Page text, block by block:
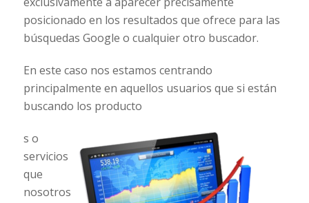
posicionado en los resultados que ofrece para las
búsquedas Google o cualquier otro buscador.
En este caso nos estamos centrando
principalmente en aquellos usuarios que si están
buscando los producto
s o
servicios
que
nosotros